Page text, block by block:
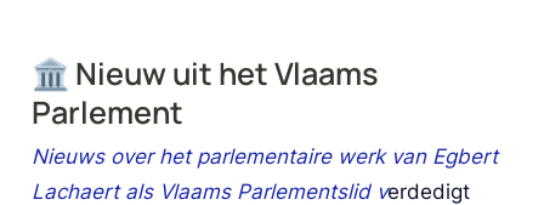
🏛️ Nieuw uit het Vlaams
Parlement
Nieuws over het parlementaire werk van Egbert
Lachaert als Vlaams Parlementslid verdedigt